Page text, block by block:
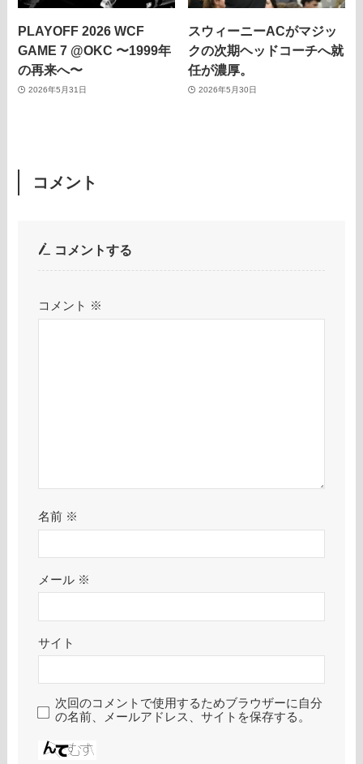
PLAYOFF 2026 WCF
GAME 7 @OKC 〜1999年
の再来へ〜
2026年5月31日
スウィーニーACがマジッ
クの次期ヘッドコーチへ就
任が濃厚。
2026年5月30日
コメント
コメントする
コメント ※
名前 ※
メール ※
サイト
次回のコメントで使用するためブラウザーに自分
の名前、メールアドレス、サイトを保存する。